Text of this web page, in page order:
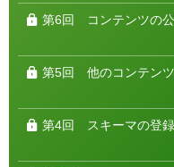
第6回 コンテンツの
第5回 他のコンテン
第4回 スキーマの登